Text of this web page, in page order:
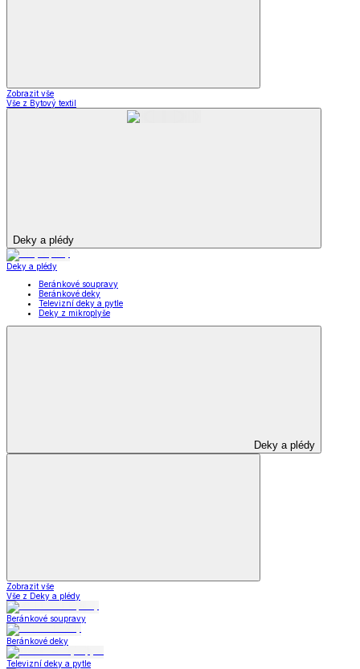
Zobrazit vše
Vše z Bytový textil
Deky a plédy
Deky a plédy
Beránkové soupravy
Beránkové deky
Televizní deky a pytle
Deky z mikroplyše
Deky a plédy
Zobrazit vše
Vše z Deky a plédy
Beránkové soupravy
Beránkové deky
Televizní deky a pytle